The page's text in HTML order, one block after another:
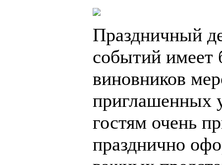
Праздничный
событий имеет
виновников
приглашенных
гостям очень
празднично